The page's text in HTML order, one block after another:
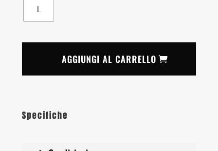
L
AGGIUNGI AL CARRELLO
Specifiche